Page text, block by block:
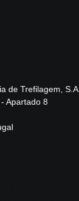
de Trefilagem, S.A.
Apartado 8